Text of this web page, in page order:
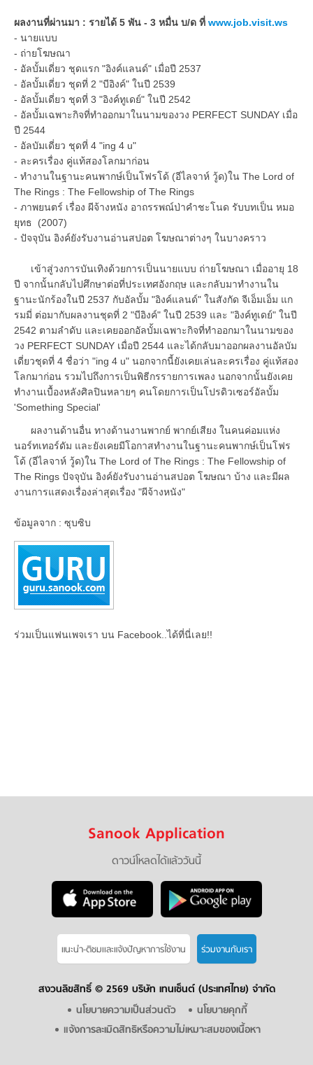
ผลงานที่ผ่านมา : รายได้ 5 พัน - 3 หมื่น บ/ด ที่ www.job.visit.ws
- นายแบบ
- ถ่ายโฆษณา
- อัลบั้มเดี่ยว ชุดแรก "อิงค์แลนด์" เมื่อปี 2537
- อัลบั้มเดี่ยว ชุดที่ 2 "บีอิงค์" ในปี 2539
- อัลบั้มเดี่ยว ชุดที่ 3 "อิงค์ทูเดย์" ในปี 2542
- อัลบั้มเฉพาะกิจที่ทำออกมาในนามของวง PERFECT SUNDAY เมื่อ
ปี 2544
- อัลบัมเดี่ยว ชุดที่ 4 "ing 4 u"
- ละครเรื่อง คู่แท้สองโลกมาก่อน
- ทำงานในฐานะคนพากษ์เป็นโฟรโด้ (อีไลจาห์ วู้ด)ใน The Lord of
The Rings : The Fellowship of The Rings
- ภาพยนตร์ เรื่อง ผีจ้างหนัง อาถรรพณ์ป่าคำชะโนด รับบทเป็น หมอ
ยุทธ (2007)
- ปัจจุบัน อิงค์ยังรับงานอ่านสปอต โฆษณาต่างๆ ในบางคราว
เข้าสู่วงการบันเทิงด้วยการเป็นนายแบบ ถ่ายโฆษณา เมื่ออายุ 18
ปี จากนั้นกลับไปศึกษาต่อที่ประเทศอังกฤษ และกลับมาทำงานใน
ฐานะนักร้องในปี 2537 กับอัลบั้ม "อิงค์แลนด์" ในสังกัด จีเอ็มเอ็ม แก
รมมี่ ต่อมากับผลงานชุดที่ 2 "บีอิงค์" ในปี 2539 และ "อิงค์ทูเดย์" ในปี
2542 ตามลำดับ และเคยออกอัลบั้มเฉพาะกิจที่ทำออกมาในนามของ
วง PERFECT SUNDAY เมื่อปี 2544 และได้กลับมาออกผลงานอัลบัม
เดี่ยวชุดที่ 4 ชื่อว่า "ing 4 u" นอกจากนี้ยังเคยเล่นละครเรื่อง คู่แท้สอง
โลกมาก่อน รวมไปถึงการเป็นพิธีกรรายการเพลง นอกจากนั้นยังเคย
ทำงานเบื้องหลังศิลปินหลายๆ คนโดยการเป็นโปรดิวเซอร์อัลบั้ม
'Something Special'
ผลงานด้านอื่น ทางด้านงานพากย์ พากย์เสียง ในคนค่อมแห่ง
นอร์ทเทอร์ดัม และยังเคยมีโอกาสทำงานในฐานะคนพากษ์เป็นโฟร
โด้ (อีไลจาห์ วู้ด)ใน The Lord of The Rings : The Fellowship of
The Rings ปัจจุบัน อิงค์ยังรับงานอ่านสปอต โฆษณา บ้าง และมีผล
งานการแสดงเรื่องล่าสุดเรื่อง "ผีจ้างหนัง"
ข้อมูลจาก : ซุบซิบ
ร่วมเป็นแฟนเพจเรา บน Facebook..ได้ที่นี่เลย!!
Sanook Application
ดาวน์โหลดได้แล้ววันนี้
แนะนำ-ติชมเเละแจ้งปัญหาการใช้งาน ร่วมงานกับเรา
สงวนลิขสิทธิ์ © 2569 บริษัท เทนเซ็นต์ (ประเทศไทย) จำกัด
นโยบายความเป็นส่วนตัว
นโยบายคุกกี้
แจ้งการละเมิดสิทธิหรือความไม่เหมาะสมของเนื้อหา